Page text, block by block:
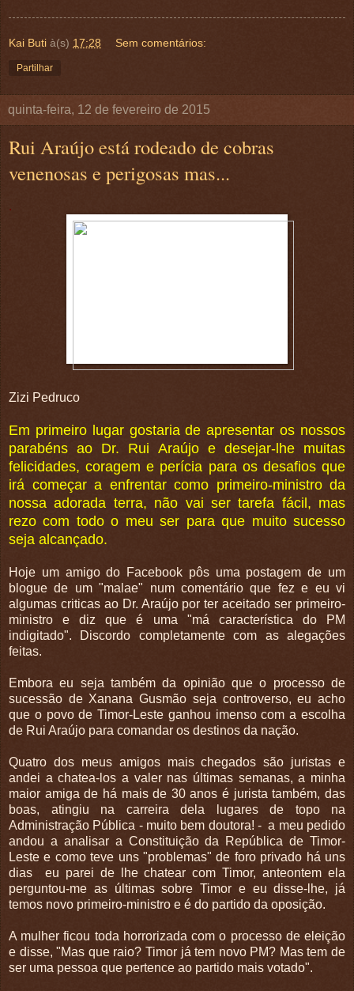
Kai Buti à(s) 17:28 Sem comentários:
Partilhar
quinta-feira, 12 de fevereiro de 2015
Rui Araújo está rodeado de cobras
venenosas e perigosas mas...
.
Zizi Pedruco
Em primeiro lugar gostaria de apresentar os nossos
parabéns ao Dr. Rui Araújo e desejar-lhe muitas
felicidades, coragem e perícia para os desafios que
irá começar a enfrentar como primeiro-ministro da
nossa adorada terra, não vai ser tarefa fácil, mas
rezo com todo o meu ser para que muito sucesso
seja alcançado.
Hoje um amigo do Facebook pôs uma postagem de um
blogue de um "malae" num comentário que fez e eu vi
algumas criticas ao Dr. Araújo por ter aceitado ser primeiro-
ministro e diz que é uma "má característica do PM
indigitado". Discordo completamente com as alegações
feitas.
Embora eu seja também da opinião que o processo de
sucessão de Xanana Gusmão seja controverso, eu acho
que o povo de Timor-Leste ganhou imenso com a escolha
de Rui Araújo para comandar os destinos da nação.
Quatro dos meus amigos mais chegados são juristas e
andei a chatea-los a valer nas últimas semanas, a minha
maior amiga de há mais de 30 anos é jurista também, das
boas, atingiu na carreira dela lugares de topo na
Administração Pública - muito bem doutora! - a meu pedido
andou a analisar a Constituição da República de Timor-
Leste e como teve uns "problemas" de foro privado há uns
dias eu parei de lhe chatear com Timor, anteontem ela
perguntou-me as últimas sobre Timor e eu disse-lhe, já
temos novo primeiro-ministro e é do partido da oposição.
A mulher ficou toda horrorizada com o processo de eleição
e disse, "Mas que raio? Timor já tem novo PM? Mas tem de
ser uma pessoa que pertence ao partido mais votado".